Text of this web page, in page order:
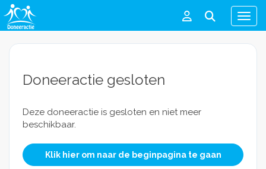
Menu
Doneeractie gesloten
Deze doneeractie is gesloten en niet meer
beschikbaar.
Klik hier om naar de beginpagina te gaan